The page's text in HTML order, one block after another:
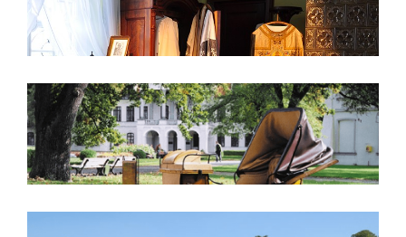
Powozownia